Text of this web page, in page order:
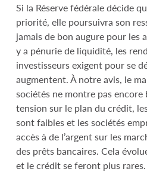
Si la Réserve fédérale décide
priorité, elle poursuivra son
jamais de bon augure pour les
y a pénurie de liquidité, les
investisseurs exigent pour se
augmentent. À notre avis, le
sociétés ne montre pas encore
tension sur le plan du crédit,
sont faibles et les sociétés
accès à de l’argent sur les
des prêts bancaires. Cela
et le crédit se feront plus rares.